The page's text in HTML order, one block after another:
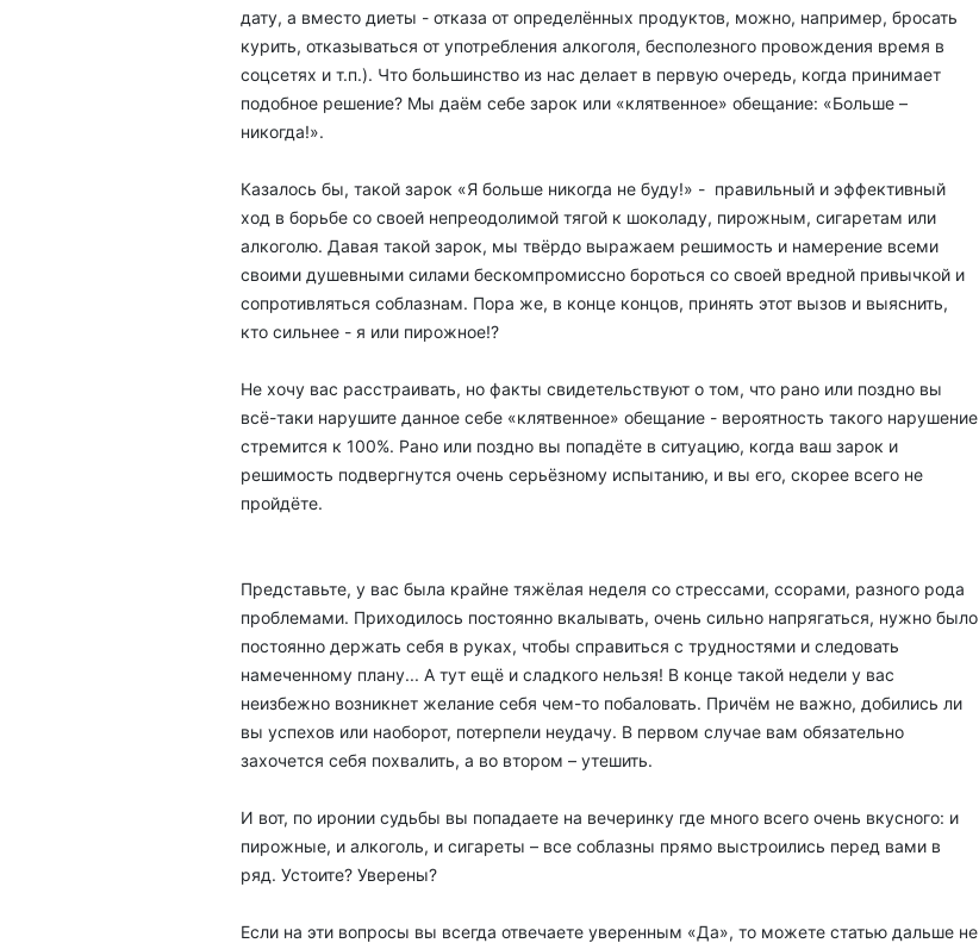
дату, а вместо диеты - отказа от определённых продуктов, можно, например, бросать
курить, отказываться от употребления алкоголя, бесполезного провождения время в
соцсетях и т.п.). Что большинство из нас делает в первую очередь, когда принимает
подобное решение? Мы даём себе зарок или «клятвенное» обещание: «Больше –
никогда!».
Казалось бы, такой зарок «Я больше никогда не буду!» - правильный и эффективный
ход в борьбе со своей непреодолимой тягой к шоколаду, пирожным, сигаретам или
алкоголю. Давая такой зарок, мы твёрдо выражаем решимость и намерение всеми
своими душевными силами бескомпромиссно бороться со своей вредной привычкой и
сопротивляться соблазнам. Пора же, в конце концов, принять этот вызов и выяснить,
кто сильнее - я или пирожное!?
Не хочу вас расстраивать, но факты свидетельствуют о том, что рано или поздно вы
всё-таки нарушите данное себе «клятвенное» обещание - вероятность такого нарушение
стремится к 100%. Рано или поздно вы попадёте в ситуацию, когда ваш зарок и
решимость подвергнутся очень серьёзному испытанию, и вы его, скорее всего не
пройдёте.
Представьте, у вас была крайне тяжёлая неделя со стрессами, ссорами, разного рода
проблемами. Приходилось постоянно вкалывать, очень сильно напрягаться, нужно было
постоянно держать себя в руках, чтобы справиться с трудностями и следовать
намеченному плану... А тут ещё и сладкого нельзя! В конце такой недели у вас
неизбежно возникнет желание себя чем-то побаловать. Причём не важно, добились ли
вы успехов или наоборот, потерпели неудачу. В первом случае вам обязательно
захочется себя похвалить, а во втором – утешить.
И вот, по иронии судьбы вы попадаете на вечеринку где много всего очень вкусного: и
пирожные, и алкоголь, и сигареты – все соблазны прямо выстроились перед вами в
ряд. Устоите? Уверены?
Если на эти вопросы вы всегда отвечаете уверенным «Да», то можете статью дальше не